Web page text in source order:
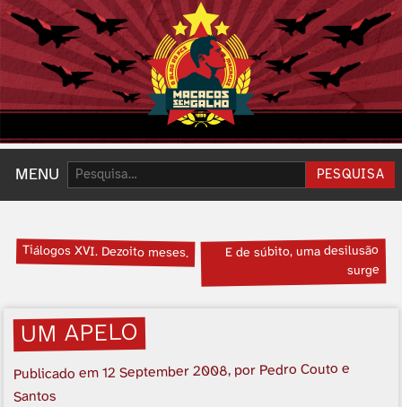
MENU Pesquisar: PESQUISA
Tiálogos XVI. Dezoito meses. E de súbito, uma desilusão
surge
UM APELO
Publicado em 12 September 2008, por Pedro Couto e
Santos